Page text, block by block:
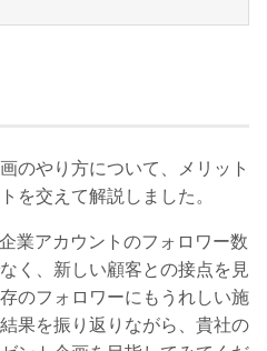
のやり方について、メリット
を交えて解説しました。
業アカウントのフォロワー数
く、新しい顧客との接点を見
のフォロワーにもうれしい施
果を振り返りながら、貴社の